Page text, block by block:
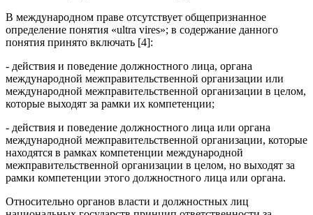
В международном праве отсутствует общепризнанное
определение понятия «ultra vires»; в содержание данного
понятия принято включать [4]:
- действия и поведение должностного лица, органа
международной межправительственной организации или
международной межправительственной организации в целом,
которые выходят за рамки их компетенции;
- действия и поведение должностного лица или органа
международной межправительственной организации, которые
находятся в рамках компетенции международной
межправительственной организации в целом, но выходят за
рамки компетенции этого должностного лица или органа.
Относительно органов власти и должностных лиц